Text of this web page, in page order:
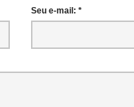
Seu e-mail: *